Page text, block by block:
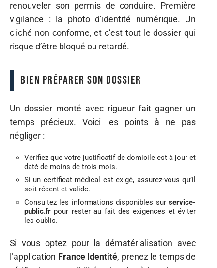
renouveler son permis de conduire. Première
vigilance : la photo d’identité numérique. Un
cliché non conforme, et c’est tout le dossier qui
risque d’être bloqué ou retardé.
Bien préparer son dossier
Un dossier monté avec rigueur fait gagner un
temps précieux. Voici les points à ne pas
négliger :
Vérifiez que votre justificatif de domicile est à jour et
daté de moins de trois mois.
Si un certificat médical est exigé, assurez-vous qu’il
soit récent et valide.
Consultez les informations disponibles sur service-
public.fr pour rester au fait des exigences et éviter
les oublis.
Si vous optez pour la dématérialisation avec
l’application France Identité, prenez le temps de